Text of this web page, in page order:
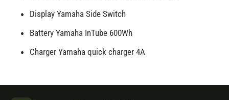
Display Yamaha Side Switch
Battery Yamaha InTube 600Wh
Charger Yamaha quick charger 4A